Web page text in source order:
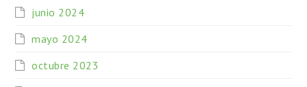
junio 2024
mayo 2024
octubre 2023